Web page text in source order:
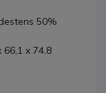
50%
x 74,8